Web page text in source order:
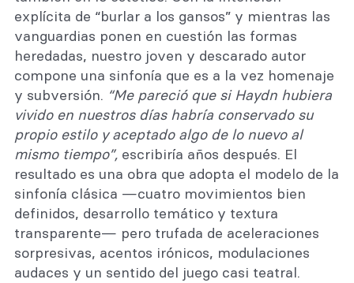
explícita de “burlar a los gansos” y mientras las
vanguardias ponen en cuestión las formas
heredadas, nuestro joven y descarado autor
compone una sinfonía que es a la vez homenaje
y subversión. “Me pareció que si Haydn hubiera
vivido en nuestros días habría conservado su
propio estilo y aceptado algo de lo nuevo al
mismo tiempo”, escribiría años después. El
resultado es una obra que adopta el modelo de la
sinfonía clásica —cuatro movimientos bien
definidos, desarrollo temático y textura
transparente— pero trufada de aceleraciones
sorpresivas, acentos irónicos, modulaciones
audaces y un sentido del juego casi teatral.